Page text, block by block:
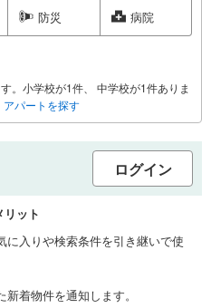
防災 病院
。小学校が1件、 中学校が1件ありま
パートを探す
ログイン
ット
に入りや検索条件を引き継いで使
着物件を通知します。